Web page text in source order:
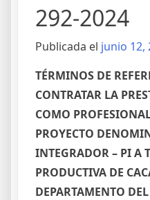
292-2024
Publicada el junio 12,
TÉRMINOS DE
CONTRATAR LA
COMO
PROYECTO
INTEGRADOR – PI A
PRODUCTIVA DE
DEPARTAMENTO